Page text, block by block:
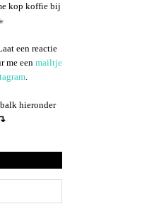
kop koffie bij
een reactie
me een mailtje
.
hieronder
↴